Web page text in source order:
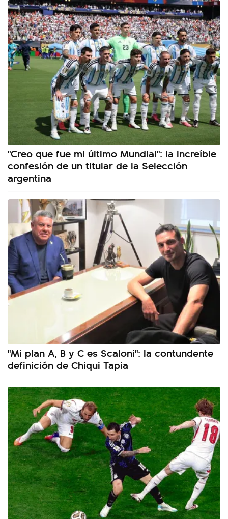
"Creo que fue mi último Mundial": la increíble
confesión de un titular de la Selección
argentina
"Mi plan A, B y C es Scaloni": la contundente
definición de Chiqui Tapia